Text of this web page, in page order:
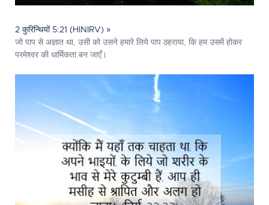
2 कुरिन्थियों 5:21 (HINIRV) »
जो पाप से अज्ञात था, उसी को उसने हमारे लिये पाप ठहराया, कि हम उसमें होकर
परमेश्‍वर की धार्मिकता बन जाएँ।